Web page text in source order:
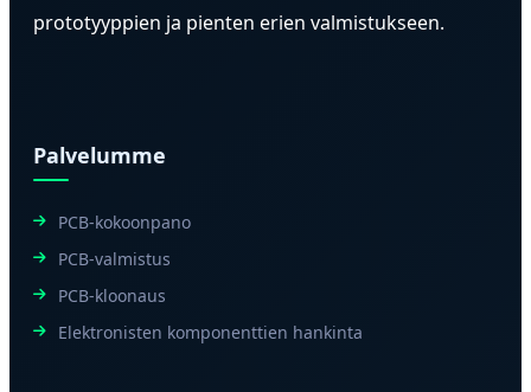
prototyyppien ja pienten erien valmistukseen.
Palvelumme
PCB-kokoonpano
PCB-valmistus
PCB-kloonaus
Elektronisten komponenttien hankinta